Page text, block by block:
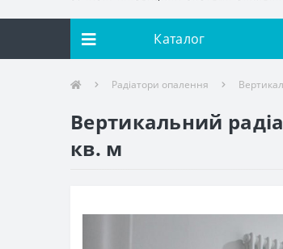
Каталог
Радіатори опалення
Вертикальний
кв. м